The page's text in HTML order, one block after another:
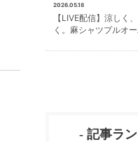
2026.05.18
【LIVE配信】涼しく
く。麻シャツプルオ
- 記事ラ